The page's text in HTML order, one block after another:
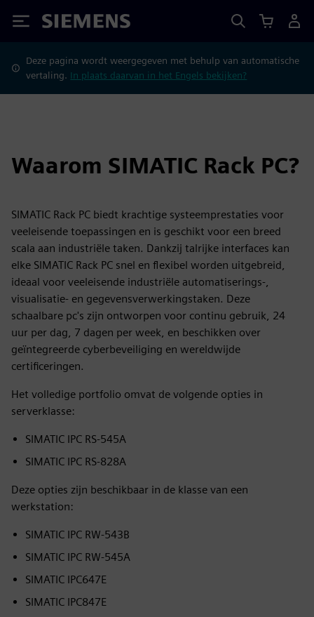
Siemens
Deze pagina wordt weergegeven met behulp van automatische
vertaling. In plaats daarvan in het Engels bekijken?
Waarom SIMATIC Rack PC?
SIMATIC Rack PC biedt krachtige systeemprestaties voor
veeleisende toepassingen en is geschikt voor een breed
scala aan industriële taken. Dankzij talrijke interfaces kan
elke SIMATIC Rack PC snel en flexibel worden uitgebreid,
ideaal voor veeleisende industriële automatiserings-,
visualisatie- en gegevensverwerkingstaken. Deze
schaalbare pc's zijn ontworpen voor continu gebruik, 24
uur per dag, 7 dagen per week, en beschikken over
geïntegreerde cyberbeveiliging en wereldwijde
certificeringen.
Het volledige portfolio omvat de volgende opties in
serverklasse:
SIMATIC IPC RS-545A
SIMATIC IPC RS-828A
Deze opties zijn beschikbaar in de klasse van een
werkstation:
SIMATIC IPC RW-543B
SIMATIC IPC RW-545A
SIMATIC IPC647E
SIMATIC IPC847E